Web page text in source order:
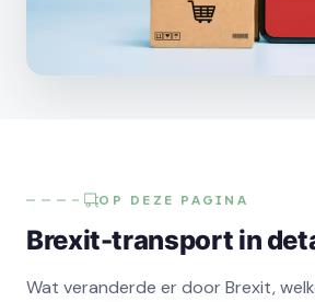
OP DEZE PAGINA
Brexit-transport in
Wat veranderde er door Brexit,